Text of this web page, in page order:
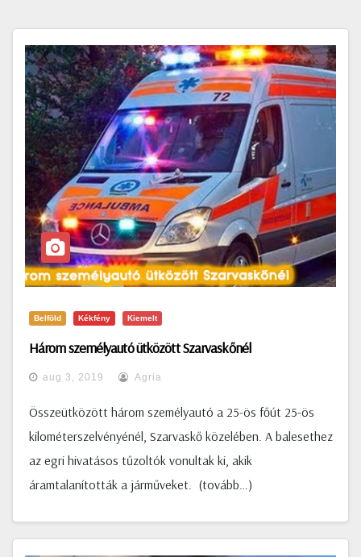
Belföld Kékfény Kiemelt
Három személyautó ütközött Szarvaskőnél
aug 3, 2019 Agria
Összeütközött három személyautó a 25-ös főút 25-ös
kilométerszelvényénél, Szarvaskő közelében. A balesethez
az egri hivatásos tűzoltók vonultak ki, akik
áramtalanították a járműveket. (tovább…)